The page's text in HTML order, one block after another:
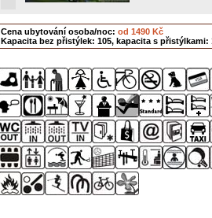
Cena ubytování osoba/noc: od 1490 Kč
Kapacita bez přistýlek: 105, kapacita s přistýlkami: